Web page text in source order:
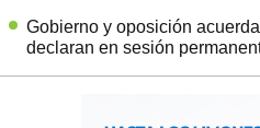
Gobierno y oposición
declaran en sesión